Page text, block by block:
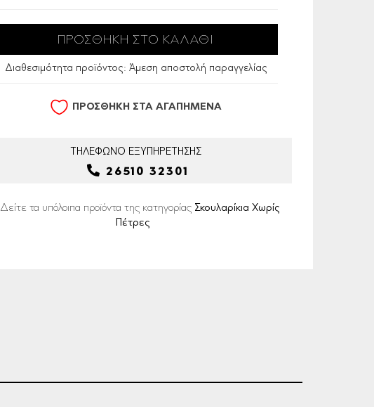
Διαθεσιμότητα προϊόντος: Άμεση αποστολή παραγγελίας
ΠΡΟΣΘΗΚΗ ΣΤΑ ΑΓΑΠΗΜΕΝΑ
ΤΗΛΕΦΩΝΟ ΕΞΥΠΗΡΕΤΗΣΗΣ
26510 32301
Δείτε τα υπόλοιπα προϊόντα της κατηγορίας Σκουλαρίκια Χωρίς
Πέτρες